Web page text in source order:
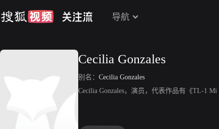
导航
Cecilia Gonzales
别名： Cecilia Gonzales
Cecilia Gonzales，演员，代表作品有《TL-1